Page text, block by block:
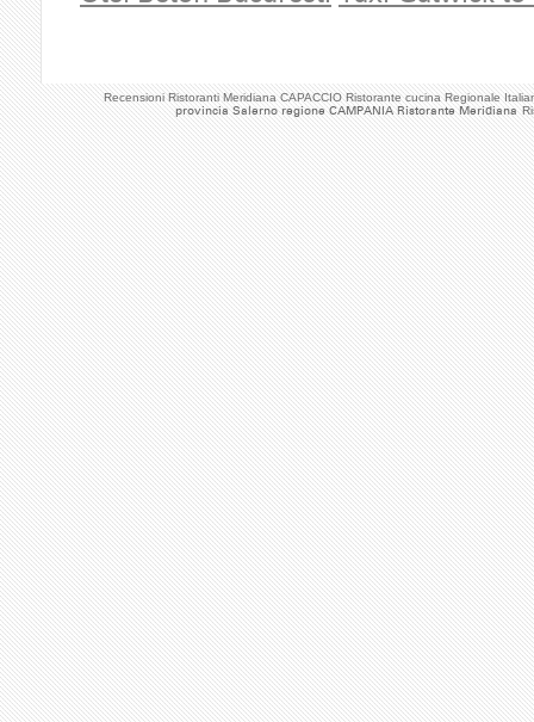
Recensioni Ristoranti Meridiana CAPACCIO Ristorante cucina Regionale
provincia Salerno regione CAMPANIA Ristorante Meridiana